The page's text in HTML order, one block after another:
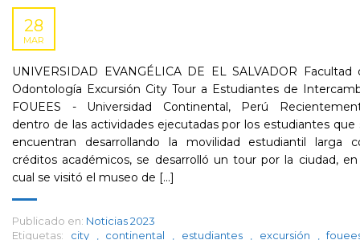
28
MAR
UNIVERSIDAD EVANGÉLICA DE EL SALVADOR Facultad
Odontología Excursión City Tour a Estudiantes de
FOUEES - Universidad Continental, Perú
dentro de las actividades ejecutadas por los estudiantes que
encuentran desarrollando la movilidad estudiantil larga
créditos académicos, se desarrolló un tour por la ciudad,
cual se visitó el museo de [...]
Publicado en: Noticias 2023
Etiquetas:
city continental estudiantes excursión